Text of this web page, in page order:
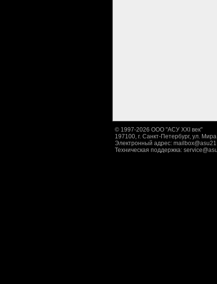
© 1997-2026 ООО "АСУ XXI век"
197100, г. Санкт-Петербург, ул.
Электронный адрес:
Техническая поддержка: